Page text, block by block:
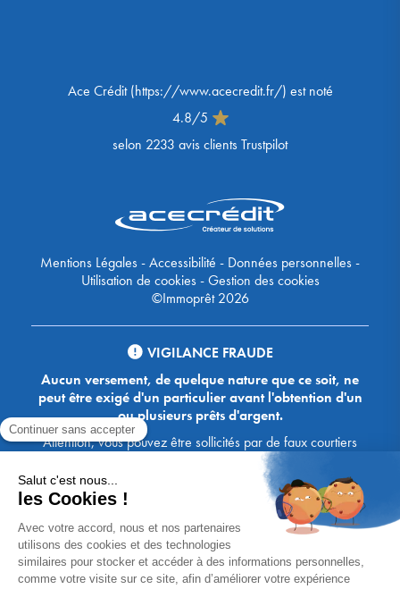
Ace Crédit(https://www.acecredit.fr/) est noté
4.8/5
selon 2233 avis clients Trustpilot
Mentions Légales-Accessibilité - Données personnelles-
Utilisation de cookies-Gestion des cookies
©Immoprêt 2026
VIGILANCE FRAUDE
Aucun versement, de quelque nature que ce soit, ne
peut être exigé d'un particulier avant l'obtention d'un
ou plusieurs prêts d'argent.
Attention, vous pouvez être sollicités par de faux courtiers
Ace Crédit / Immoprêt, qui vous proposent de bénéficier de
crédits, en vous demandant de transmettre des documents,
des fonds, des coordonnées bancaires, etc. Soyez vigilants :
Immoprêt ne demande jamais à ses clients de virer sur ses
comptes des sommes prêtées par les banques, à l'exception
des honoraires des agences. Les courtiers Ace Crédit /
Immoprêt vous écrivent toujours d'une adresse mail